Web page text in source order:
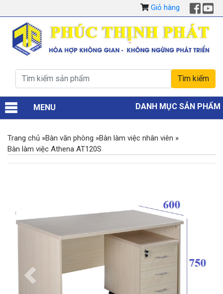
Giỏ hàng
MENU DANH MỤC SẢN PHẨM
Trang chủ »Bàn văn phòng »Bàn làm việc nhân viên »
Bàn làm việc Athena AT120S
Previous